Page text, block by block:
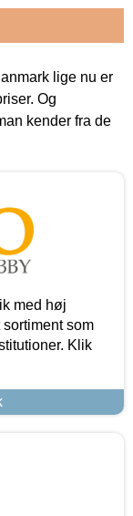
lige nu er
Og
kender fra de
med høj
som
Klik